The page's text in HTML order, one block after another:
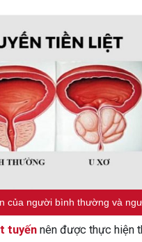
của người bình thường và
tuyến nên được thực hiện